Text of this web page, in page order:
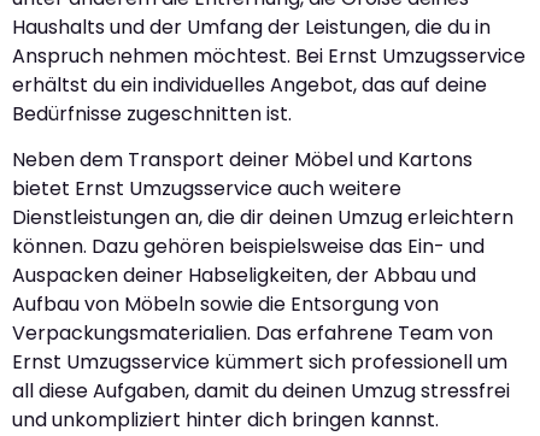
Haushalts und der Umfang der Leistungen, die du in
Anspruch nehmen möchtest. Bei Ernst Umzugsservice
erhältst du ein individuelles Angebot, das auf deine
Bedürfnisse zugeschnitten ist.
Neben dem Transport deiner Möbel und Kartons
bietet Ernst Umzugsservice auch weitere
Dienstleistungen an, die dir deinen Umzug erleichtern
können. Dazu gehören beispielsweise das Ein- und
Auspacken deiner Habseligkeiten, der Abbau und
Aufbau von Möbeln sowie die Entsorgung von
Verpackungsmaterialien. Das erfahrene Team von
Ernst Umzugsservice kümmert sich professionell um
all diese Aufgaben, damit du deinen Umzug stressfrei
und unkompliziert hinter dich bringen kannst.